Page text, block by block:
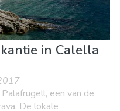
in Calella
een van de
De lokale